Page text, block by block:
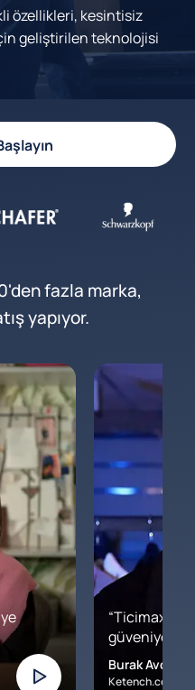
özellikleri, kesintisiz
geliştirilen teknolojisi
fazla marka,
yapıyor.
“Ticimax'a
Burak Avcılar
Ketench.com –